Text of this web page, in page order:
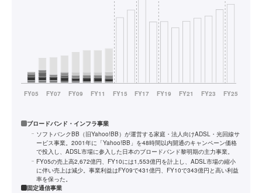
ブロードバンド・インフラ事業
ソフトバンクBB（旧Yahoo!BB）が運営する家庭・法人向けADSL・光回線サ
ービス事業。2001年に「Yahoo!BB」を48時間以内開通のキャンペーン価格
で投入し、ADSL市場に参入した日本のブロードバンド黎明期の主力事業。
FY05の売上高2,672億円、FY10には1,553億円を計上し、ADSL市場の縮小
に伴い売上は減少。事業利益はFY09で431億円、FY10で343億円と高い利益
率を保った。
固定通信事業